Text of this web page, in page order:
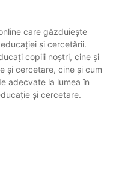
care găzduiește
și cercetării.
copiii noștri, cine și
și cercetare, cine și cum
adecvate la lumea în
și cercetare.